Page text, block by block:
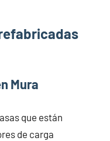
Mura
que están
de carga